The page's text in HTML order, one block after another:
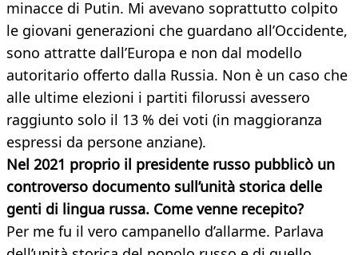
minacce di Putin. Mi avevano soprattutto colpito
le giovani generazioni che guardano all’Occidente,
sono attratte dall’Europa e non dal modello
autoritario offerto dalla Russia. Non è un caso che
alle ultime elezioni i partiti filorussi avessero
raggiunto solo il 13 % dei voti (in maggioranza
espressi da persone anziane).
Nel 2021 proprio il presidente russo pubblicò un
controverso documento sull’unità storica delle
genti di lingua russa. Come venne recepito?
Per me fu il vero campanello d’allarme. Parlava